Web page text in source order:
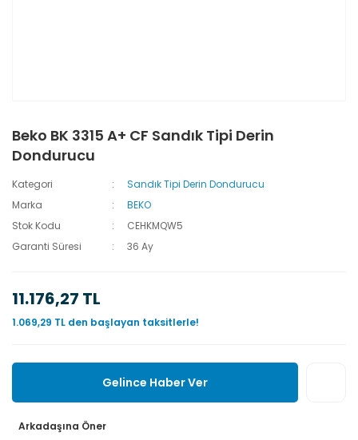
Beko BK 3315 A+ CF Sandık Tipi Derin
Dondurucu
Kategori
Sandık Tipi Derin Dondurucu
Marka
BEKO
Stok Kodu
CEHKMQW5
Garanti Süresi
36 Ay
11.176,27 TL
1.069,29 TL den başlayan taksitlerle!
Gelince Haber Ver
Arkadaşına Öner